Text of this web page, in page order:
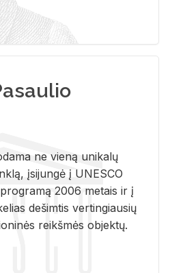
ne vieną unikalų
įsijungė į UNESCO
2006 metais ir į
dešimtis vertingiausių
reikšmės objektų.